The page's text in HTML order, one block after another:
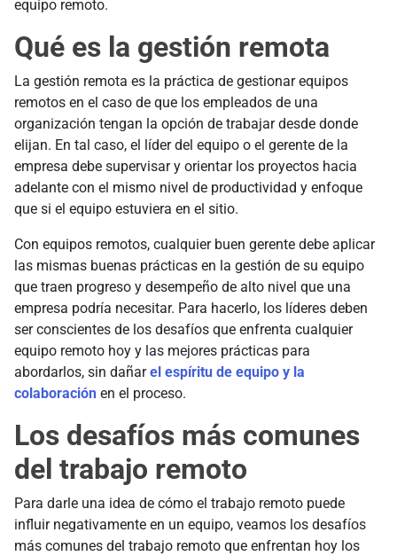
equipo remoto.
Qué es la gestión remota
La gestión remota es la práctica de gestionar equipos
remotos en el caso de que los empleados de una
organización tengan la opción de trabajar desde donde
elijan. En tal caso, el líder del equipo o el gerente de la
empresa debe supervisar y orientar los proyectos hacia
adelante con el mismo nivel de productividad y enfoque
que si el equipo estuviera en el sitio.
Con equipos remotos, cualquier buen gerente debe aplicar
las mismas buenas prácticas en la gestión de su equipo
que traen progreso y desempeño de alto nivel que una
empresa podría necesitar. Para hacerlo, los líderes deben
ser conscientes de los desafíos que enfrenta cualquier
equipo remoto hoy y las mejores prácticas para
abordarlos, sin dañarel espíritu de equipo y la
colaboración en el proceso.
Los desafíos más comunes
del trabajo remoto
Para darle una idea de cómo el trabajo remoto puede
influir negativamente en un equipo, veamos los desafíos
más comunes del trabajo remoto que enfrentan hoy los